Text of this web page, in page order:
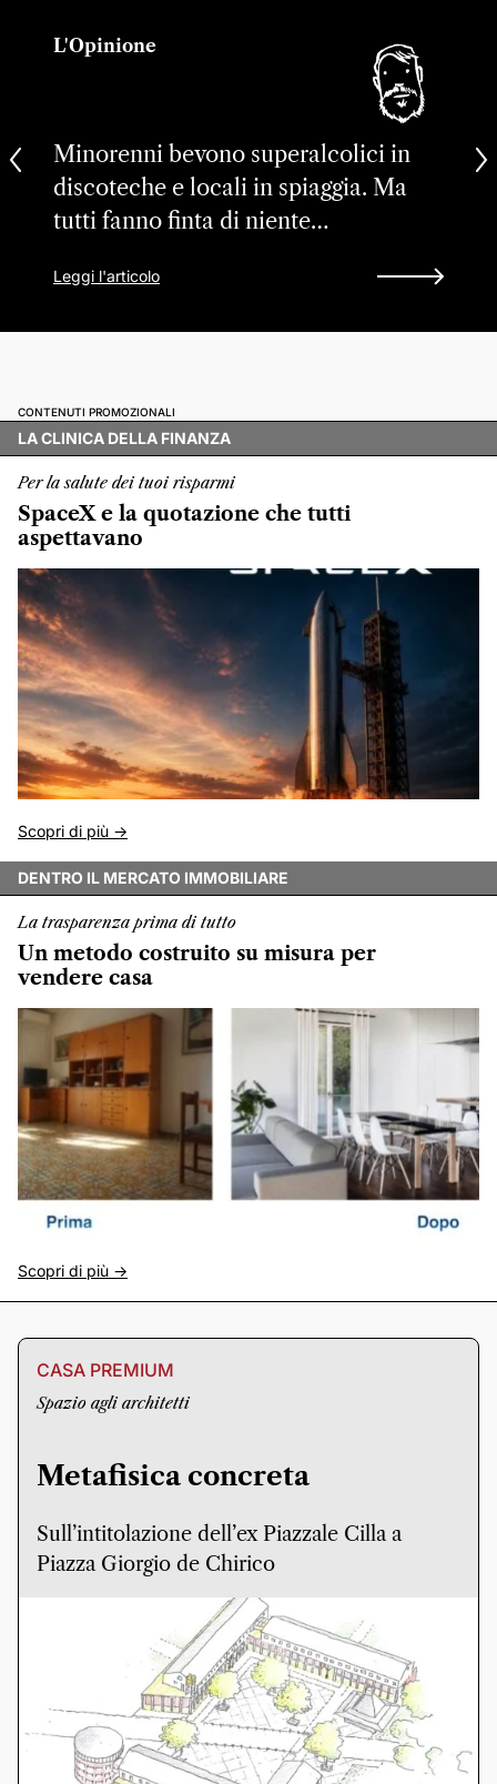
L'Opinione
Minorenni bevono superalcolici in
discoteche e locali in spiaggia. Ma
tutti fanno finta di niente…
Leggi l'articolo
CONTENUTI PROMOZIONALI
LA CLINICA DELLA FINANZA
Per la salute dei tuoi risparmi
SpaceX e la quotazione che tutti
aspettavano
Scopri di più ->
DENTRO IL MERCATO IMMOBILIARE
La trasparenza prima di tutto
Un metodo costruito su misura per
vendere casa
Scopri di più ->
CASA PREMIUM
Spazio agli architetti
Metafisica concreta
Sull’intitolazione dell’ex Piazzale Cilla a
Piazza Giorgio de Chirico